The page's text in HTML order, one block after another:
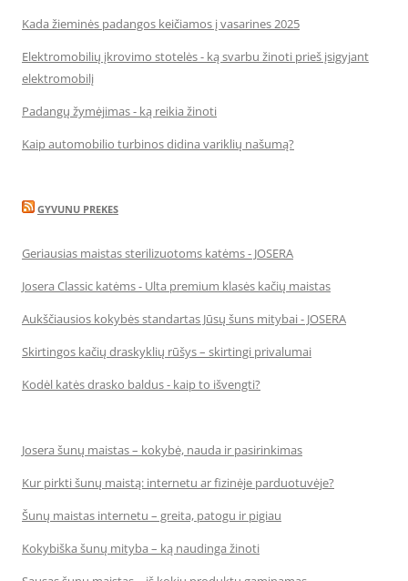
Kada žieminės padangos keičiamos į vasarines 2025
Elektromobilių įkrovimo stotelės - ką svarbu žinoti prieš įsigyjant
elektromobilį
Padangų žymėjimas - ką reikia žinoti
Kaip automobilio turbinos didina variklių našumą?
GYVUNU PREKES
Geriausias maistas sterilizuotoms katėms - JOSERA
Josera Classic katėms - Ulta premium klasės kačių maistas
Aukščiausios kokybės standartas Jūsų šuns mitybai - JOSERA
Skirtingos kačių draskyklių rūšys – skirtingi privalumai
Kodėl katės drasko baldus - kaip to išvengti?
Josera šunų maistas – kokybė, nauda ir pasirinkimas
Kur pirkti šunų maistą: internetu ar fizinėje parduotuvėje?
Šunų maistas internetu – greita, patogu ir pigiau
Kokybiška šunų mityba – ką naudinga žinoti